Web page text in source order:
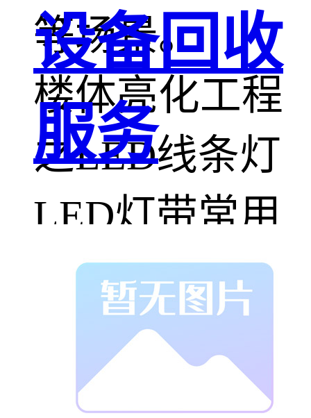
等场景。
楼体亮化工程
之LED线条灯
LED灯带常用
来充分表现夜
间建筑形态和
轮廓，具有施
设备回收
服务